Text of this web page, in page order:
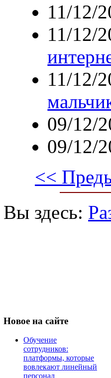
11/12/
11/12/
11/12/
09/12/
09/12/
<<
Вы здесь:
Новое на сайте
Обучение
сотрудников:
платформы, которые
вовлекают линейный
персонал